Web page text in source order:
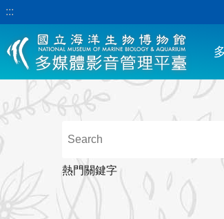
跳到主要內容區塊
:::
熱門關鍵字